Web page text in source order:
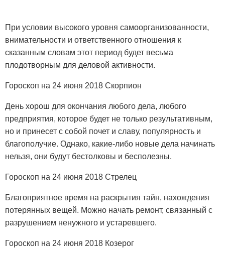
При условии высокого уровня самоорганизованности,
внимательности и ответственного отношения к
сказанным словам этот период будет весьма
плодотворным для деловой активности.
Гороскоп на 24 июня 2018 Скорпион
День хорош для окончания любого дела, любого
предприятия, которое будет не только результативным,
но и принесет с собой почет и славу, популярность и
благополучие. Однако, какие-либо новые дела начинать
нельзя, они будут бестолковы и бесполезны.
Гороскоп на 24 июня 2018 Стрелец
Благоприятное время на раскрытия тайн, нахождения
потерянных вещей. Можно начать ремонт, связанный с
разрушением ненужного и устаревшего.
Гороскоп на 24 июня 2018 Козерог